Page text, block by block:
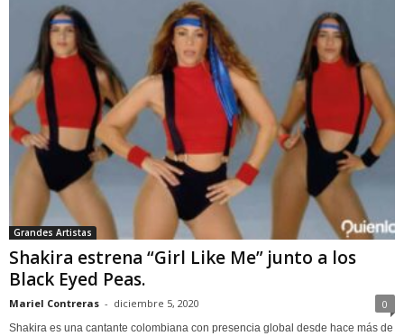
Grandes Artistas
Shakira estrena “Girl Like Me” junto a los
Black Eyed Peas.
Mariel Contreras - diciembre 5, 2020 0
Shakira es una cantante colombiana con presencia global desde hace más de